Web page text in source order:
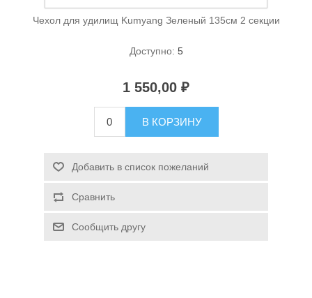
Спасательные средства
Чехол для удилищ Kumyang Зеленый 135см 2 секции
Доступно: 5
1 550,00 ₽
В КОРЗИНУ
Добавить в список пожеланий
Сравнить
Сообщить другу